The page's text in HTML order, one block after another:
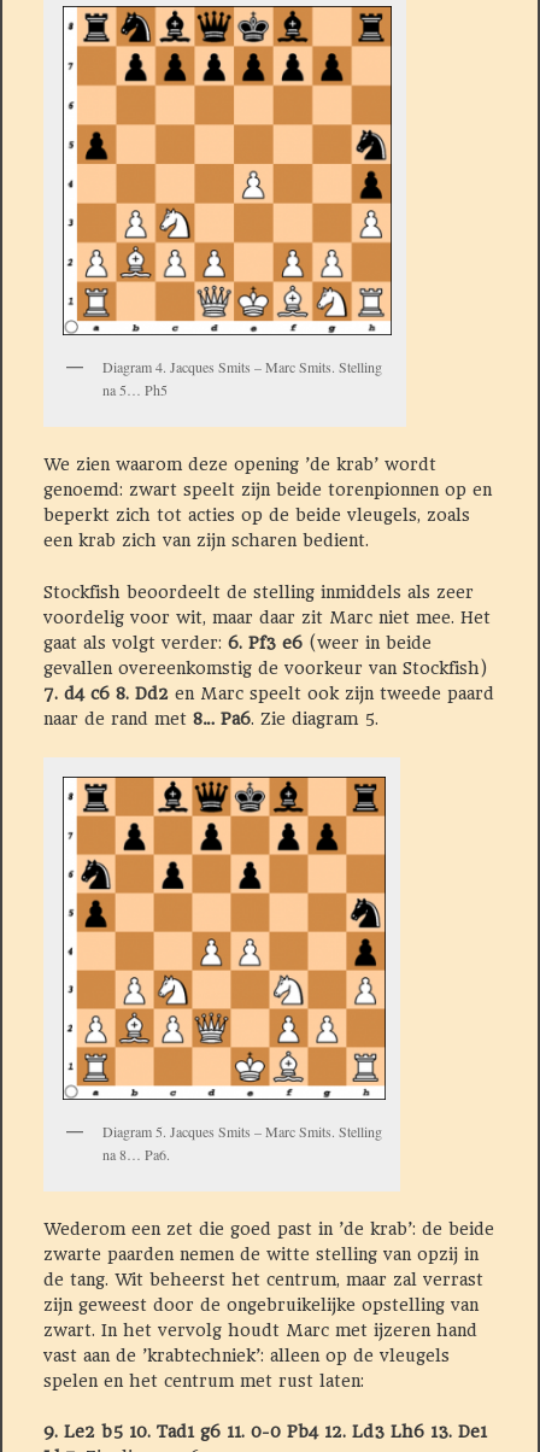
Diagram 4. Jacques Smits – Marc Smits. Stelling
na 5… Ph5
We zien waarom deze opening ’de krab’ wordt
genoemd: zwart speelt zijn beide torenpionnen op en
beperkt zich tot acties op de beide vleugels, zoals
een krab zich van zijn scharen bedient.
Stockfish beoordeelt de stelling inmiddels als zeer
voordelig voor wit, maar daar zit Marc niet mee. Het
gaat als volgt verder: 6. Pf3 e6(weer in beide
gevallen overeenkomstig de voorkeur van Stockfish)
7. d4 c6 8. Dd2en Marc speelt ook zijn tweede paard
naar de rand met 8… Pa6. Zie diagram 5.
Diagram 5. Jacques Smits – Marc Smits. Stelling
na 8… Pa6.
Wederom een zet die goed past in ’de krab’: de beide
zwarte paarden nemen de witte stelling van opzij in
de tang. Wit beheerst het centrum, maar zal verrast
zijn geweest door de ongebruikelijke opstelling van
zwart. In het vervolg houdt Marc met ijzeren hand
vast aan de ’krabtechniek’: alleen op de vleugels
spelen en het centrum met rust laten:
9. Le2 b5 10. Tad1 g6 11. 0-0 Pb4 12. Ld3 Lh6 13. De1